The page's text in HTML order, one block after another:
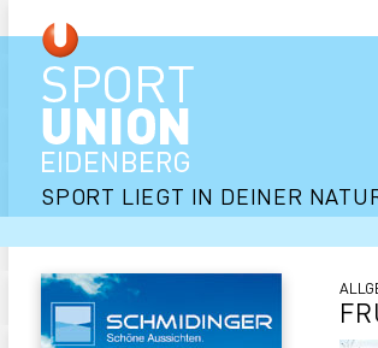
SPORT LIEGT IN DEINER